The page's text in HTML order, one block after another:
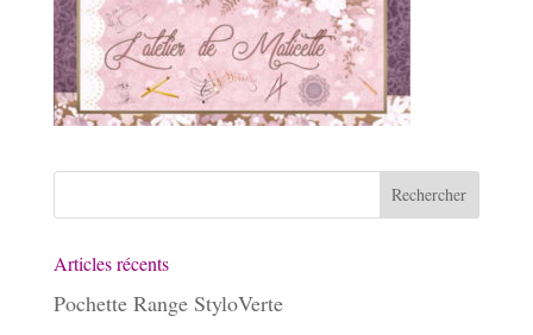
Articles récents
Pochette Range StyloVerte